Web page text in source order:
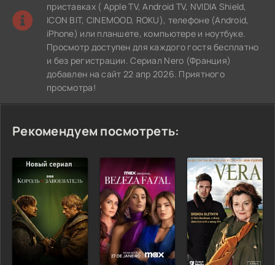
приставках ( Apple TV, Android TV, NVIDIA Shield,
ICON BIT, CINEMOOD, ROKU), телефоне (Android,
iPhone) или планшете, компьютере и ноутбуке.
Просмотр доступен для каждого гостя бесплатно
и без регистрации. Сериал Nero (Франция)
добавлен на сайт 22 апр 2026. Приятного
просмотра!
Рекомендуем посмотреть: